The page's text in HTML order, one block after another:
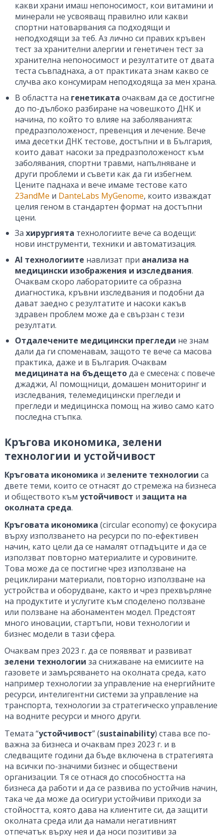
какви храни имаш непоносимост, кои витамини и
минерали не усвояващ правилно или какви
спортни натоварвания са подходящи и
неподходящи за теб. Аз лично си правих кръвен
тест за хранителни алергии и генетичен тест за
хранителна непоносимост и резултатите от двата
теста съвпаднаха, а от практиката знам какво се
случва ако консумирам неподходяща за мен храна.
В областта на генетикатаочаквам да се достигне
до по-дълбоко разбиране на човешкото ДНК и
начина, по който то влияе на заболяванията:
предразположеност, превенция и лечение. Вече
има десетки ДНК тестове, достъпни и в България,
които дават насоки за предразположеност към
заболявания, спортни травми, напълняване и
други проблеми и съвети как да ги избегнем.
Цените паднаха и вече имаме тестове като
23andMe и DanteLabs MyGenome, които изваждат
целия геном в стандартен формат на достъпни
цени.
Захирургията технологиите вече са водещи:
нови инструменти, техники и автоматизация.
AI технологиите навлизат при анализа на
медицински изображения и изследвания.
Очаквам скоро лабораториите са образна
диагностика, кръвни изследвания и подобни да
дават заедно с резултатите и насоки какъв
здравен проблем може да е свързан с тези
резултати.
Отдалечените медицински прегледи не знам
дали да ги споменавам, защото те вече са масова
практика, даже и в България. Очаквам
медицината на бъдещетода е смесена: с повече
джаджи, AI помощници, домашен мониторинг и
изследвания, телемедицински прегледи и
прегледи и медицинска помощ на живо само като
последна стъпка.
Кръгова икономика, зелени
технологии и устойчивост
Кръговата икономика и зелените технологии са
двете теми, които се отнасят до стремежа на бизнеса
и обществото към устойчивост и защита на
околната среда.
Кръговата икономика (circular economy) се фокусира
върху използването на ресурси по по-ефективен
начин, като цели да се намалят отпадъците и да се
използват повторно материалите и суровините.
Това може да се постигне чрез използване на
рециклирани материали, повторно използване на
устройства и оборудване, както и чрез прехвърляне
на продуктите и услугите към споделено ползване
или ползване на абонаментен модел. Предстоят
много иновации, стартъпи, нови технологии и
бизнес модели в тази сфера.
Очаквам през 2023 г. да се появяват и развиват
зелени технологии за снижаване на емисиите на
газовете и замърсяването на околната среда, като
например технологии за управление на енергийните
ресурси, интелигентни системи за управление на
транспорта, технологии за стратегическо управление
на водните ресурси и много други.
Темата “устойчивост” (sustainability) става все по-
важна за бизнеса и очаквам през 2023 г. и в
следващите години да бъде включена в стратегията
на всички по-значими бизнес и обществени
организации. Тя се отнася до способността на
бизнеса да работи и да се развива по устойчив начин,
така че да може да осигури устойчиви приходи за
стойността, която дава на клиентите си, да защити
околната среда или да намали негативният
отпечатък върху нея и да носи позитиви за